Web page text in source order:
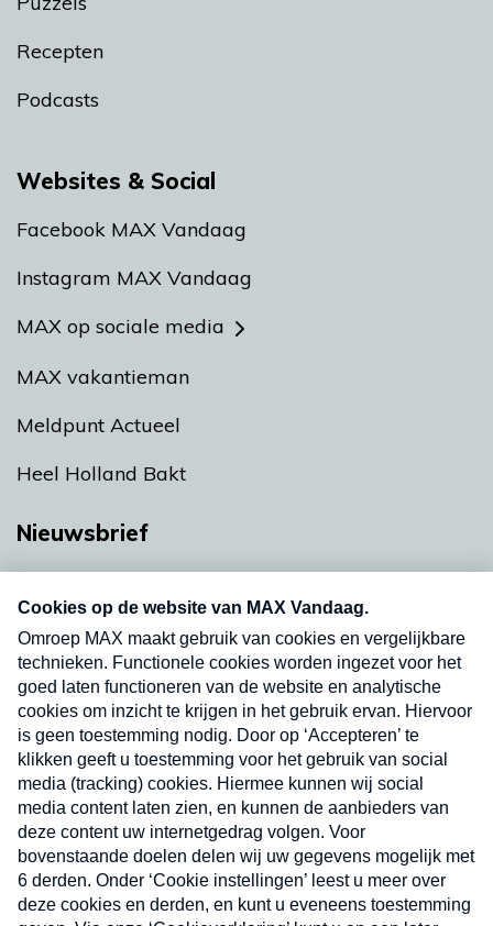
Recepten
Podcasts
Websites & Social
Facebook MAX Vandaag
Instagram MAX Vandaag
MAX op sociale media
MAX vakantieman
Meldpunt Actueel
Heel Holland Bakt
Nieuwsbrief
nieuwsbrief. Elke vrijdag- en dinsdagochtend in
uw mailbox.
Verzend
Nieuwsbrief